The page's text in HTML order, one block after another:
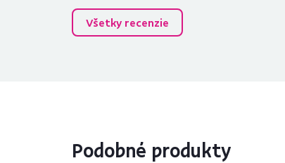
Všetky recenzie
Podobné produkty